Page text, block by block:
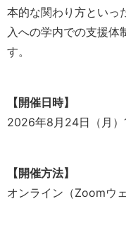
本的な関わり方といっ
入への学内での支援体
す。
【開催日時】
2026年8月24日（月）
【開催方法】
オンライン（Zoomウ